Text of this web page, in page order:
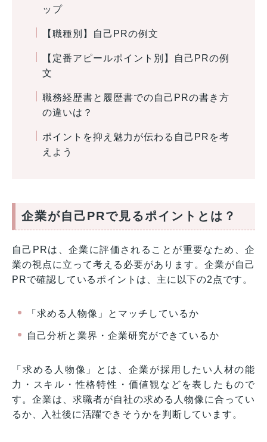
ップ
【職種別】自己PRの例文
【定番アピールポイント別】自己PRの例
文
職務経歴書と履歴書での自己PRの書き方
の違いは？
ポイントを抑え魅力が伝わる自己PRを考
えよう
企業が自己PRで見るポイントとは？
自己PRは、企業に評価されることが重要なため、企
業の視点に立って考える必要があります。企業が自己
PRで確認しているポイントは、主に以下の2点です。
「求める人物像」とマッチしているか
自己分析と業界・企業研究ができているか
「求める人物像」とは、企業が採用したい人材の能
力・スキル・性格特性・価値観などを表したもので
す。企業は、求職者が自社の求める人物像に合ってい
るか、入社後に活躍できそうかを判断しています。